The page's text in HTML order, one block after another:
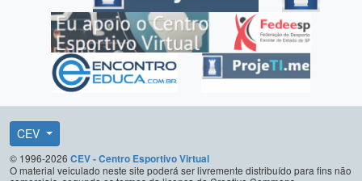
CEV
© 1996-2026 CEV - Centro Esportivo Virtual
O material veiculado neste site poderá ser livremente distribuído para fins não